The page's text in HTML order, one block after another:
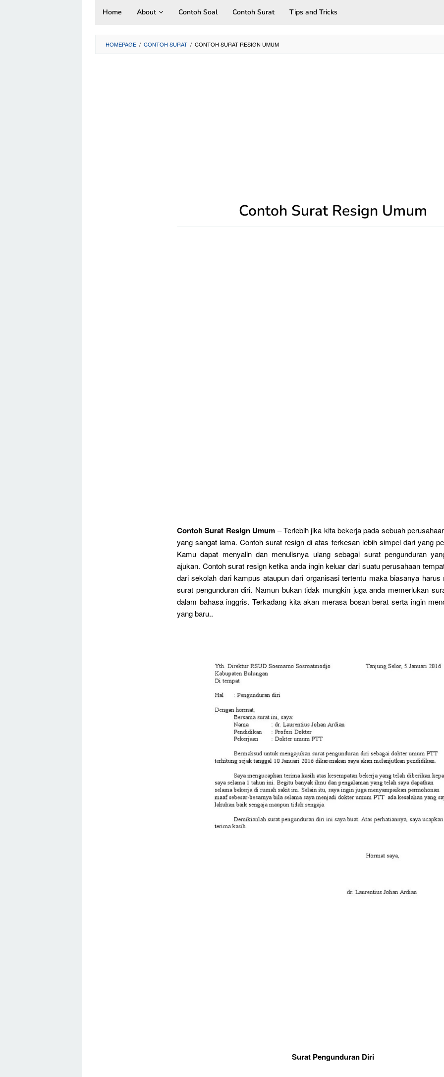
Home About Contoh Soal Contoh Surat Tips and Tricks
HOMEPAGE / CONTOH SURAT / CONTOH SURAT RESIGN UMUM
Contoh Surat Resign Umum
Contoh Surat Resign Umum – Terlebih jika kita bekerja pada sebuah
yang sangat lama. Contoh surat resign di atas terkesan lebih simpel dari yang
Kamu dapat menyalin dan menulisnya ulang sebagai surat pengunduran
ajukan. Contoh surat resign ketika anda ingin keluar dari suatu perusahaan
dari sekolah dari kampus ataupun dari organisasi tertentu maka biasanya harus
surat pengunduran diri. Namun bukan tidak mungkin juga anda memerlukan
dalam bahasa inggris. Terkadang kita akan merasa bosan berat serta ingin
yang baru..
Surat Pengunduran Diri